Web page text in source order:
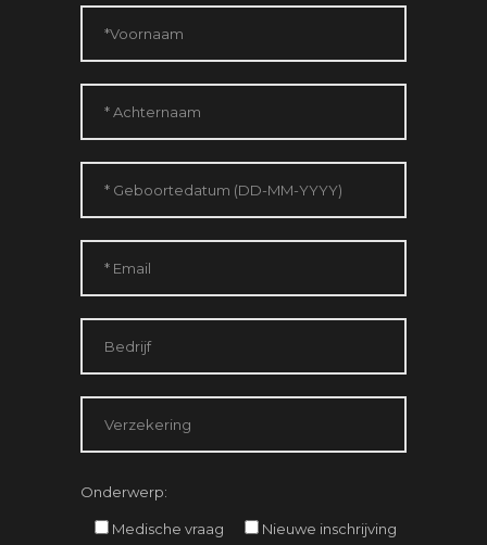
Onderwerp:
Medische vraag
Nieuwe inschrijving